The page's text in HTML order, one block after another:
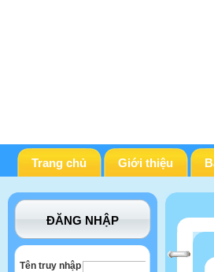
Trang chủ Giới thiệu
ĐĂNG NHẬP
Tên truy nhập